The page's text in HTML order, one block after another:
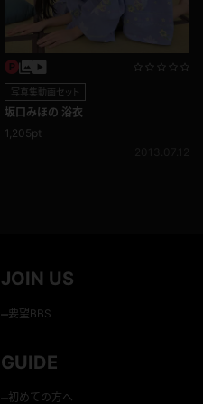
写真集動画セット
坂口みほの 浴衣
1,205pt
JOIN US
–要望BBS
GUIDE
–初めての方へ